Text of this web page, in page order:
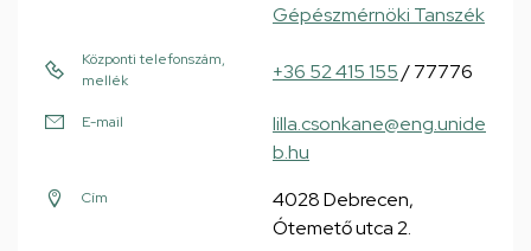
Gépészmérnöki Tanszék
Központi telefonszám,
mellék
+36 52 415 155/ 77776
E-mail
lilla.csonkane@eng.unide
b.hu
Cím
4028 Debrecen,
Ótemető utca 2.